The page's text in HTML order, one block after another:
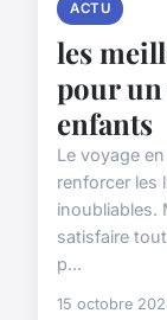
ACTU
les
pour un
enfants
Le voyage
renforcer les
inoubliables.
satisfaire
p...
15 octobre